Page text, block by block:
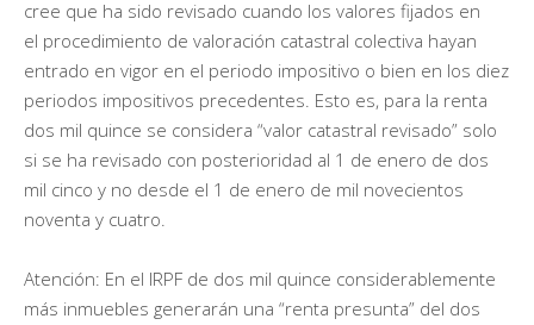
cree que ha sido revisado cuando los valores fijados en
el procedimiento de valoración catastral colectiva hayan
entrado en vigor en el periodo impositivo o bien en los diez
periodos impositivos precedentes. Esto es, para la renta
dos mil quince se considera “valor catastral revisado” solo
si se ha revisado con posterioridad al 1 de enero de dos
mil cinco y no desde el 1 de enero de mil novecientos
noventa y cuatro.
Atención: En el IRPF de dos mil quince considerablemente
más inmuebles generarán una “renta presunta” del dos